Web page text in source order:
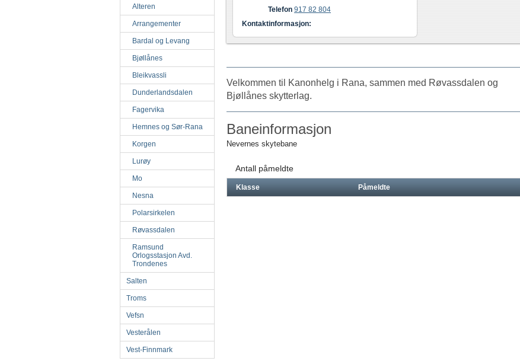
Alteren
Arrangementer
Bardal og Levang
Bjøllånes
Bleikvassli
Dunderlandsdalen
Fagervika
Hemnes og Sør-Rana
Korgen
Lurøy
Mo
Nesna
Polarsirkelen
Røvassdalen
Ramsund
Orlogsstasjon Avd.
Trondenes
Salten
Troms
Vefsn
Vesterålen
Vest-Finnmark
Telefon 917 82 804
Kontaktinformasjon:
Velkommen til Kanonhelg i Rana, sammen med Røvassdalen og
Bjøllånes skytterlag.
Baneinformasjon
Nevernes skytebane
Antall påmeldte
Klasse Påmeldte